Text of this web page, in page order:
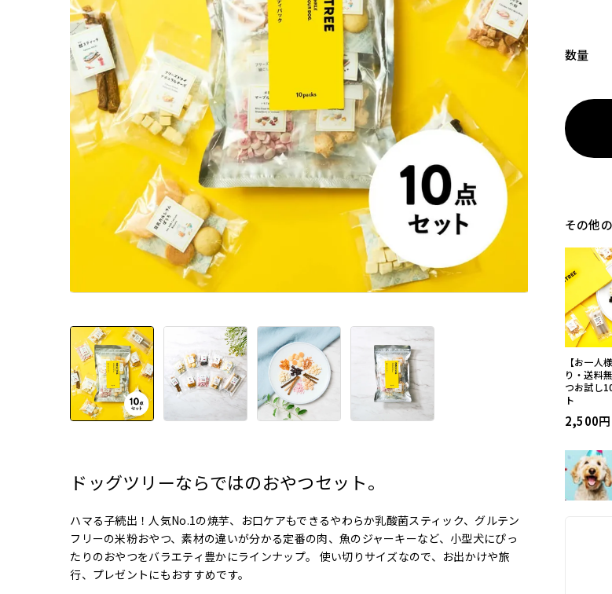
ドッグツリーならではのおやつセット。
ハマる子続出！人気No.1の焼芋、お口ケアもできるやわらか乳酸菌スティック、グルテン
フリーの米粉おやつ、素材の違いが分かる定番の肉、魚のジャーキーなど、小型犬にぴっ
たりのおやつをバラエティ豊かにラインナップ。 使い切りサイズなので、お出かけや旅
行、プレゼントにもおすすめです。
その他
【お一人
り・送料
つお試し
ト
2,500